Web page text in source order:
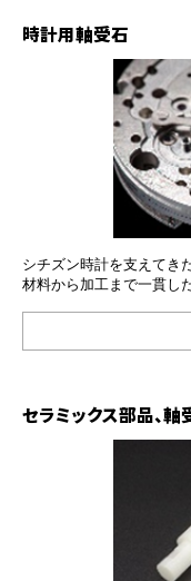
時計用軸受石
シチズン時計を支えてき
材料から加工まで一貫し
セラミックス部品、軸